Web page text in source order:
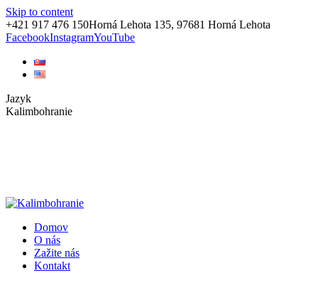
Skip to content
+421 917 476 150Horná Lehota 135, 97681 Horná Lehota
FacebookInstagramYouTube
Jazyk
Kalimbohranie
Domov
O nás
Zažite nás
Kontakt